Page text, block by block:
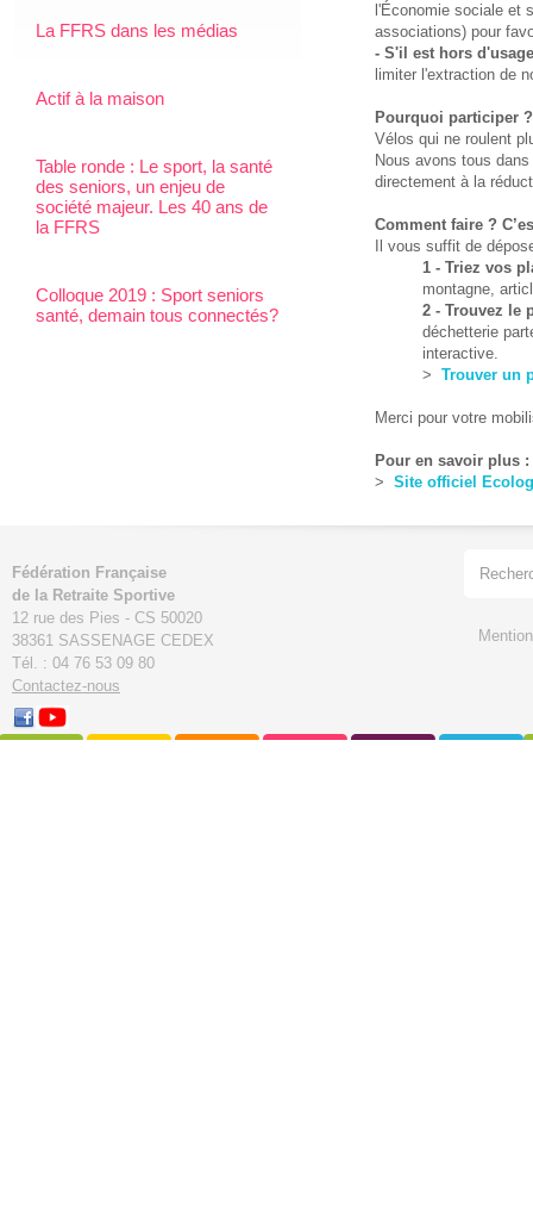
La FFRS dans les médias
Actif à la maison
Table ronde : Le sport, la santé
des seniors, un enjeu de
société majeur. Les 40 ans de
la FFRS
Colloque 2019 : Sport seniors
santé, demain tous connectés?
l'Économie sociale et
associations) pour
- S'il est hors d'usage
limiter l'extraction de
Pourquoi participer
Vélos qui ne roulent
Nous avons tous
directement à la
Comment faire ?
Il vous suffit de
1 - Triez vos
montagne,
2 - Trouvez le
déchetterie
interactive.
> Trouver un
Merci pour votre
Pour en savoir plus :
> Site officiel
Fédération Française
de la Retraite Sportive
12 rue des Pies - CS 50020
38361 SASSENAGE CEDEX
Tél. : 04 76 53 09 80
Contactez-nous